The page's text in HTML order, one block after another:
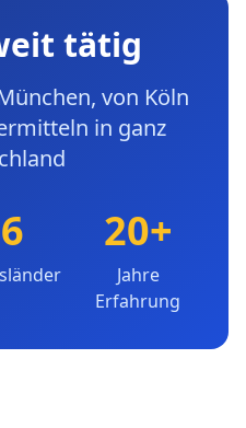
tätig
von Köln
in ganz
20+
Jahre
Erfahrung